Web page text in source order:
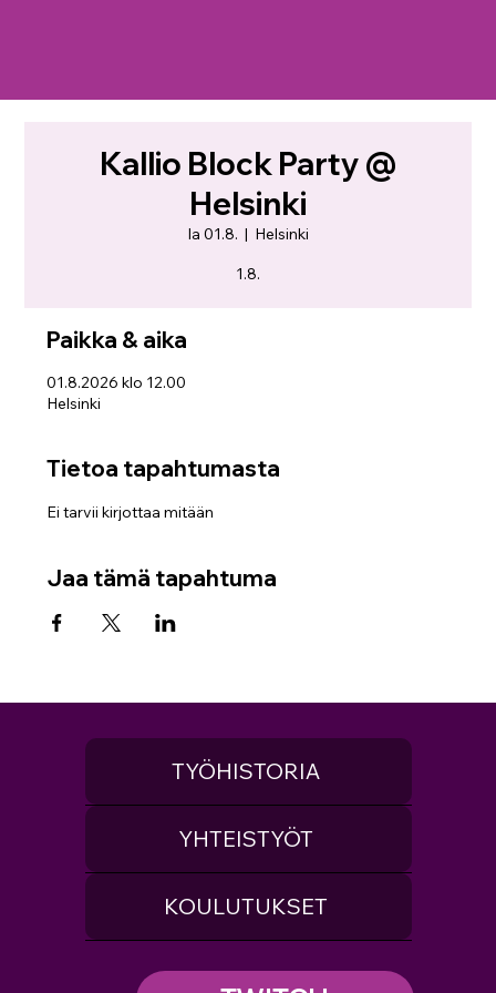
Kallio Block Party @
Helsinki
la 01.8.
  |
Helsinki
1.8.
Paikka & aika
01.8.2026 klo 12.00
Helsinki
Tietoa tapahtumasta
Ei tarvii kirjottaa mitään
Jaa tämä tapahtuma
TYÖHISTORIA
YHTEISTYÖT
KOULUTUKSET